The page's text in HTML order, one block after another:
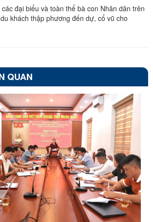
đại biểu và toàn thể bà con Nhân dân trên
khách thập phương đến dự, cổ vũ cho
QUAN